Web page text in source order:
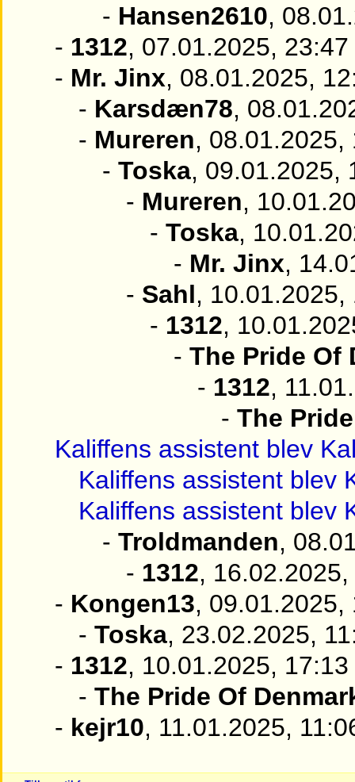
- Hansen2610,
- 1312, 07.01.2025, 23:47
- Mr. Jinx, 08.01.2025,
- Karsdæn78,
- Mureren, 08.01.2025,
- Toska, 09.01.2025,
- Mureren,
- Toska,
- Mr. Jinx,
- Sahl, 10.01.2025,
- 1312,
- The Pride Of
- 1312,
- The
Kaliffens assistent blev
Kaliffens assistent blev
Kaliffens assistent blev
- Troldmanden,
- 1312,
- Kongen13, 09.01.2025,
- Toska, 23.02.2025,
- 1312, 10.01.2025, 17:13
- The Pride Of
- kejr10, 11.01.2025,